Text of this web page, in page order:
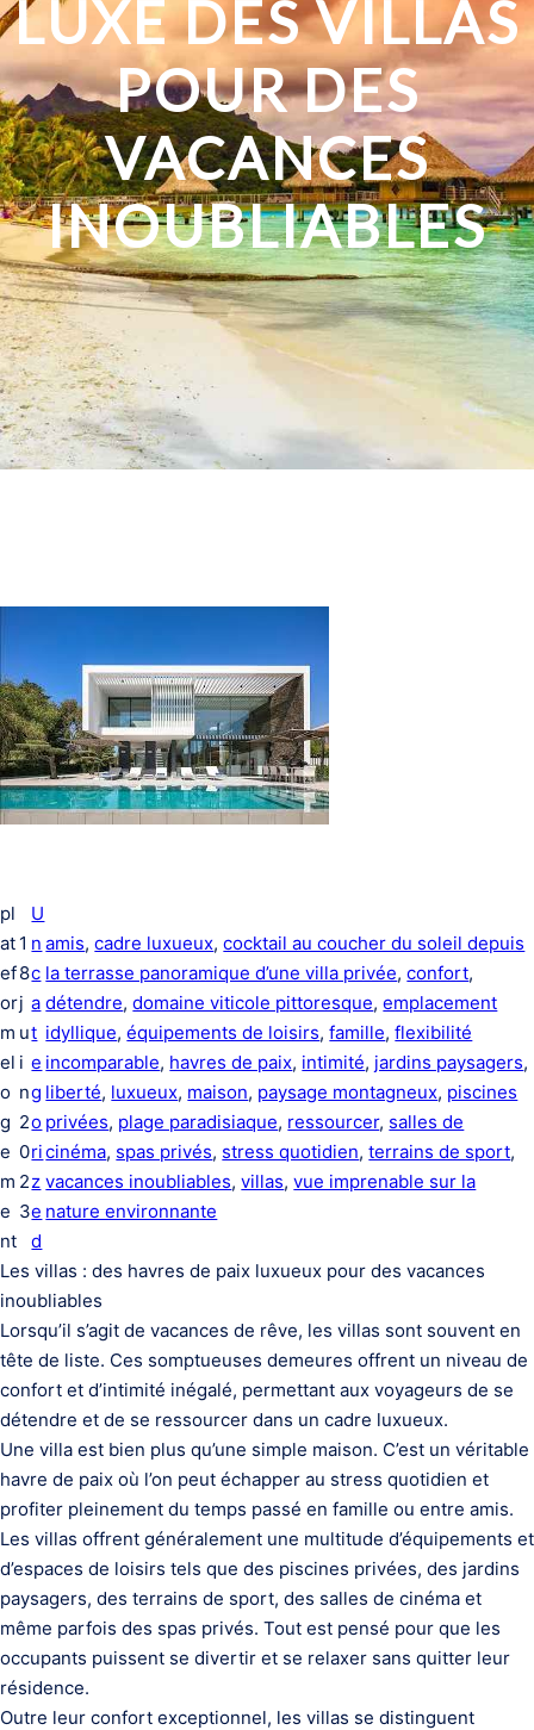
LUXE DES VILLAS
POUR DES
VACANCES
INOUBLIABLES
pl
at
ef
or
m
el
o
g
e
m
e
nt
1
8
j
u
i
n
2
0
2
3
U
n
c
a
t
e
g
o
ri
z
e
d
amis, cadre luxueux, cocktail au coucher du soleil depuis
la terrasse panoramique d’une villa privée, confort
détendre, domaine viticole pittoresque, emplacement
idyllique, équipements de loisirs, famille, flexibilité
incomparable, havres de paix, intimité, jardins paysagers
liberté, luxueux, maison, paysage montagneux, piscines
privées, plage paradisiaque, ressourcer, salles de
cinéma, spas privés, stress quotidien, terrains de sport
vacances inoubliables, villas, vue imprenable sur la
nature environnante
Les villas : des havres de paix luxueux pour des vacances
inoubliables
Lorsqu’il s’agit de vacances de rêve, les villas sont souvent en
tête de liste. Ces somptueuses demeures offrent un niveau de
confort et d’intimité inégalé, permettant aux voyageurs de se
détendre et de se ressourcer dans un cadre luxueux.
Une villa est bien plus qu’une simple maison. C’est un véritable
havre de paix où l’on peut échapper au stress quotidien et
profiter pleinement du temps passé en famille ou entre amis.
Les villas offrent généralement une multitude d’équipements et
d’espaces de loisirs tels que des piscines privées, des jardins
paysagers, des terrains de sport, des salles de cinéma et
même parfois des spas privés. Tout est pensé pour que les
occupants puissent se divertir et se relaxer sans quitter leur
résidence.
Outre leur confort exceptionnel, les villas se distinguent